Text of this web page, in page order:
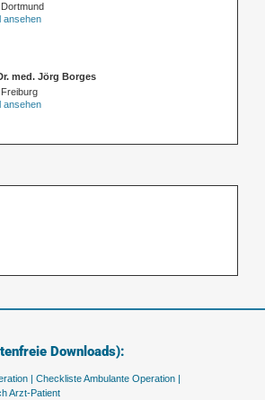
ansehen
med. Jörg Borges
ansehen
Downloads):
| Checkliste Ambulante Operation |
Arzt-Patient